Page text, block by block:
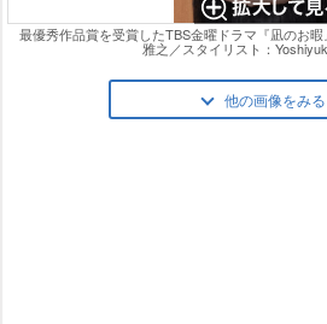
最優秀作品賞を受賞したTBS金曜ドラマ『凪のお
雅之／スタイリスト：
他の画像をみる